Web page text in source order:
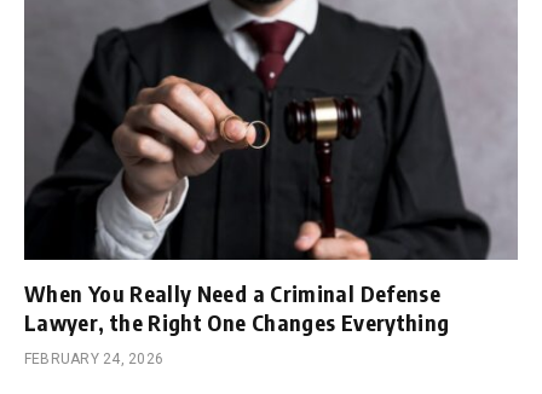
When You Really Need a Criminal Defense
Lawyer, the Right One Changes Everything
FEBRUARY 24, 2026